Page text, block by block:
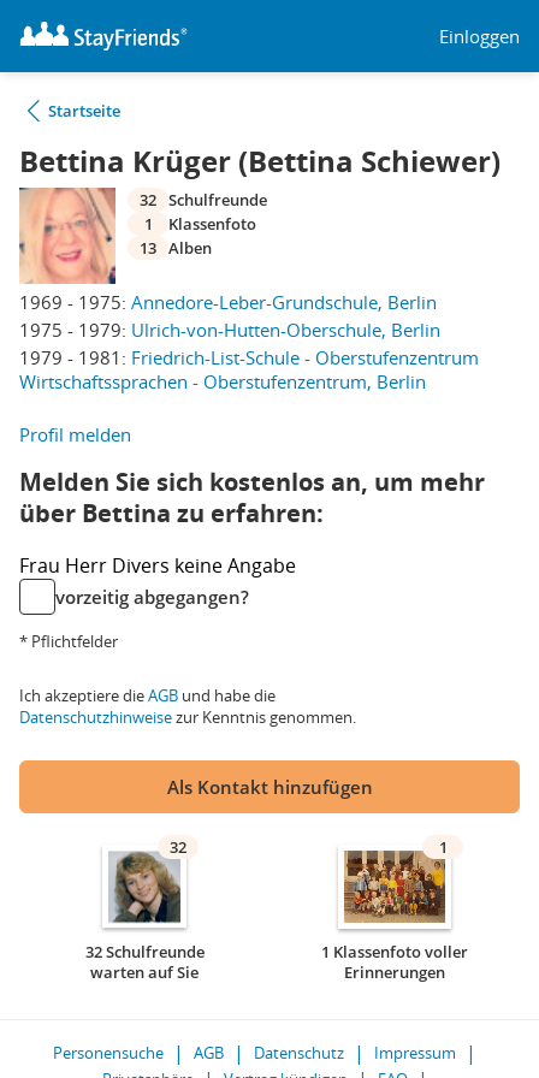
Einloggen
Startseite
Bettina Krüger (Bettina Schiewer)
1969 - 1975: Annedore-Leber-Grundschule, Berlin
1975 - 1979: Ulrich-von-Hutten-Oberschule, Berlin
1979 - 1981: Friedrich-List-Schule - Oberstufenzentrum
Wirtschaftssprachen - Oberstufenzentrum, Berlin
32 Schulfreunde
1
Klassenfoto
13 Alben
Profil melden
Melden Sie sich kostenlos an, um mehr
über Bettina zu erfahren:
Frau Herr Divers keine Angabe
vorzeitig abgegangen?
* Pflichtfelder
Ich akzeptiere dieAGB und habe die
Datenschutzhinweisezur Kenntnis genommen.
Als Kontakt hinzufügen
32
32 Schulfreunde
warten auf Sie
1
1 Klassenfoto voller
Erinnerungen
Personensuche AGB Datenschutz
Impressum